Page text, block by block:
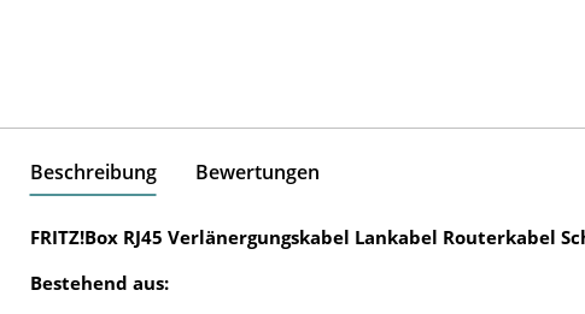
Beschreibung Bewertungen
FRITZ!Box RJ45 Verlänergungskabel Lankabel Routerkabel
Bestehend aus: